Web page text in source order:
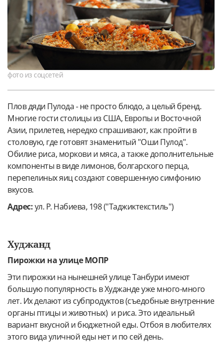
фото из соцсетей
Плов дяди Пулода - не просто блюдо, а целый бренд.
Многие гости столицы из США, Европы и Восточной
Азии, прилетев, нередко спрашивают, как пройти в
столовую, где готовят знаменитый "Оши Пулод".
Обилие риса, моркови и мяса, а также дополнительные
компоненты в виде лимонов, болгарского перца,
перепелиных яиц создают совершенную симфонию
вкусов.
Адрес:ул. Р. Набиева, 198 ("Таджиктекстиль")
Худжанд
Пирожки на улице МОПР
Эти пирожки на нынешней улице Танбури имеют
большую популярность в Худжанде уже много-много
лет. Их делают из субпродуктов (съедобные внутренние
органы птицы и животных) и риса. Это идеальный
вариант вкусной и бюджетной еды. Отбоя в любителях
этого вида уличной еды нет и по сей день.